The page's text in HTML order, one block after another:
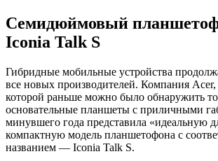
Семидюймовый
Iconia Talk S
Гибридные мобильные устройства
все новых производителей. Компания
которой раньше можно было обнаружить
основательные планшеты с приличными
минувшего года представила «идеальную
компактную модель планшетофона с
названием — Iconia Talk S.